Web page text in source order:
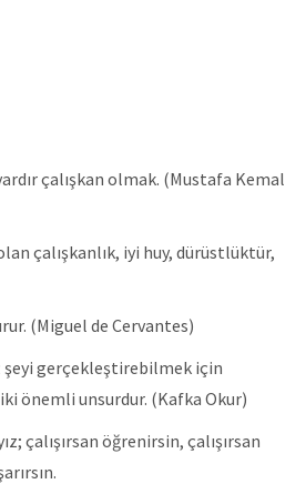
çalışkan olmak. (Mustafa Kemal
çalışkanlık, iyi huy, dürüstlüktür,
(Miguel de Cervantes)
şeyi gerçekleştirebilmek için
önemli unsurdur. (Kafka Okur)
çalışırsan öğrenirsin, çalışırsan